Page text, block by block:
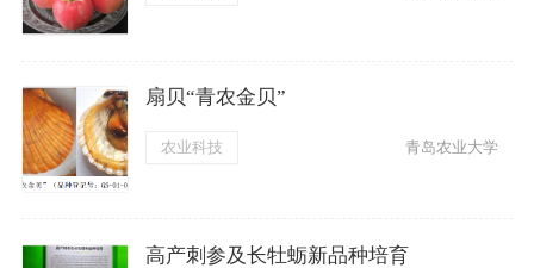
扇贝“青农金贝”
农业科技 青岛农业大学
高产刺参及长牡蛎新品种培育